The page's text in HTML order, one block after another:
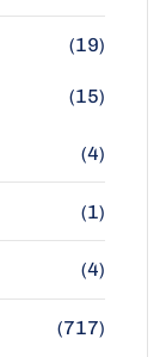
(19)
(15)
(4)
(1)
(4)
(717)